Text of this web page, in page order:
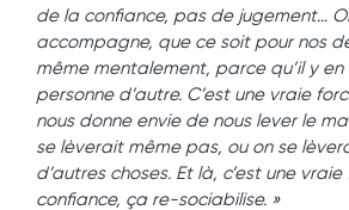
de la confiance, pas de jugement…
accompagne, que ce soit pour nos
même mentalement, parce qu’il y en
personne d’autre. C’est une vraie
nous donne envie de nous lever le
se lèverait même pas, ou on se
d’autres choses. Et là, c’est une
confiance, ça re-sociabilise. »